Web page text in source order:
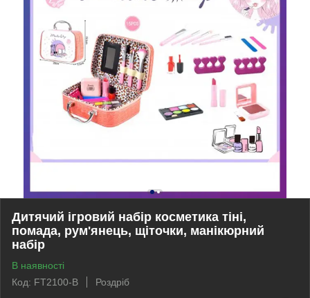
Дитячий ігровий набір косметика тіні,
помада, рум'янець, щіточки, манікюрний
набір
В наявності
Код: FT2100-B
Роздріб